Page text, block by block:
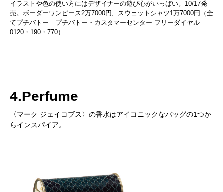
イラストや色の使い方にはデザイナーの遊び心がいっぱい。10/17発
売。ボーダーワンピース2万7000円、スウェットシャツ1万7000円（全
てプチバトー｜プチバトー・カスタマーセンター フリーダイヤル
0120・190・770）
4.Perfume
〈マーク ジェイコブス〉の香水はアイコニックなバッグの1つか
らインスパイア。